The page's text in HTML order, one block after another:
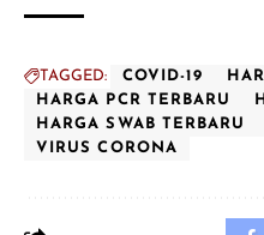
TAGGED: COVID-19
HARGA PCR TERBARU
HARGA SWAB TERBARU
VIRUS CORONA